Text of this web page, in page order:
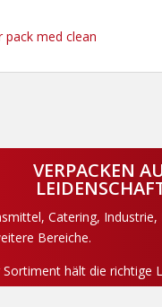
VERPACKEN
Catering, Industrie,
Bereiche.
Sortiment hält die richtige